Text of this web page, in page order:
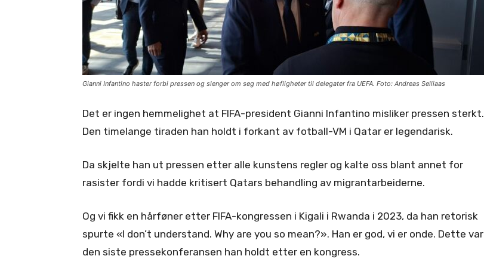
Gianni Infantino haster forbi pressen og slenger om seg med høfligheter til delegater fra UEFA. Foto: Andreas Selliaas
Det er ingen hemmelighet at FIFA-president Gianni Infantino misliker pressen sterkt.
Den timelange tiraden han holdt i forkant av fotball-VM i Qatar er legendarisk.
Da skjelte han ut pressen etter alle kunstens regler og kalte oss blant annet for
rasister fordi vi hadde kritisert Qatars behandling av migrantarbeiderne.
Og vi fikk en hårføner etter FIFA-kongressen i Kigali i Rwanda i 2023, da han retorisk
spurte «I don’t understand. Why are you so mean?». Han er god, vi er onde. Dette var
den siste pressekonferansen han holdt etter en kongress.